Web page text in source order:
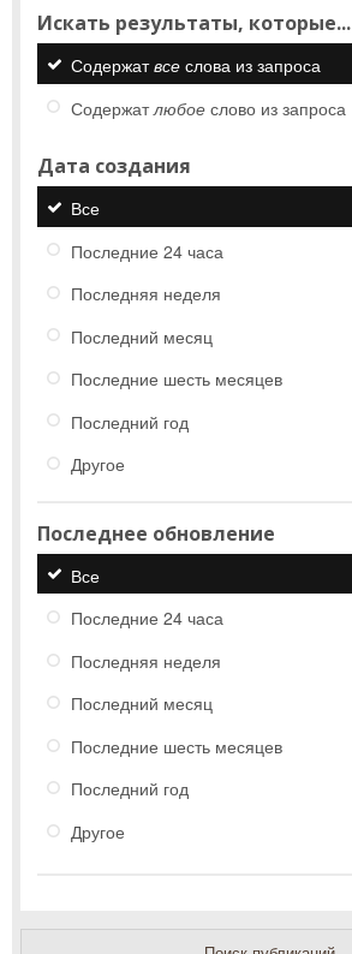
Искать результаты, которые...
Содержатвсе слова из запроса
Содержатлюбое слово из запроса
Дата создания
Все
Последние 24 часа
Последняя неделя
Последний месяц
Последние шесть месяцев
Последний год
Другое
Последнее обновление
Все
Последние 24 часа
Последняя неделя
Последний месяц
Последние шесть месяцев
Последний год
Другое